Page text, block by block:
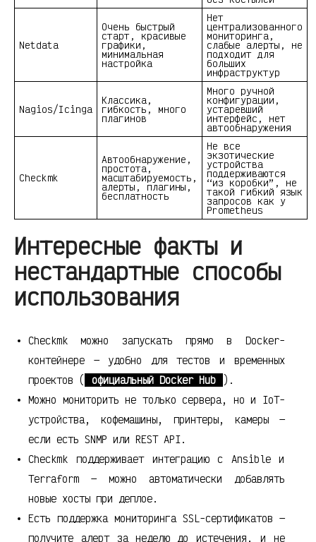
Netdata
Очень быстрый
старт, красивые
графики,
минимальная
настройка
Нет
централизованного
мониторинга,
слабые алерты, не
подходит для
больших
инфраструктур
Nagios/Icinga
Классика,
гибкость, много
плагинов
Много ручной
конфигурации,
устаревший
интерфейс, нет
автообнаружения
Checkmk
Автообнаружение,
простота,
масштабируемость,
алерты, плагины,
бесплатность
Не все
экзотические
устройства
поддерживаются
“из коробки”, не
такой гибкий язык
запросов как у
Prometheus
Интересные факты и
нестандартные способы
использования
Checkmk можно запускать прямо в Docker-
контейнере — удобно для тестов и временных
проектов (
официальный Docker Hub
).
Можно мониторить не только сервера, но и IoT-
устройства, кофемашины, принтеры, камеры —
если есть SNMP или REST API.
Checkmk поддерживает интеграцию с Ansible и
Terraform — можно автоматически добавлять
новые хосты при деплое.
Есть поддержка мониторинга SSL-сертификатов —
получите алерт за неделю до истечения, и не